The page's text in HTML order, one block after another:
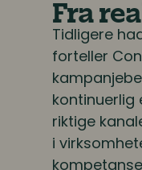
Fra
Tidligere
forteller
riktige
i